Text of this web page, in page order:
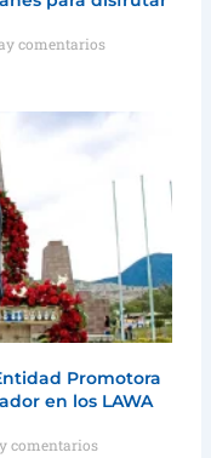
comentarios
Promotora
en los LAWA
comentarios